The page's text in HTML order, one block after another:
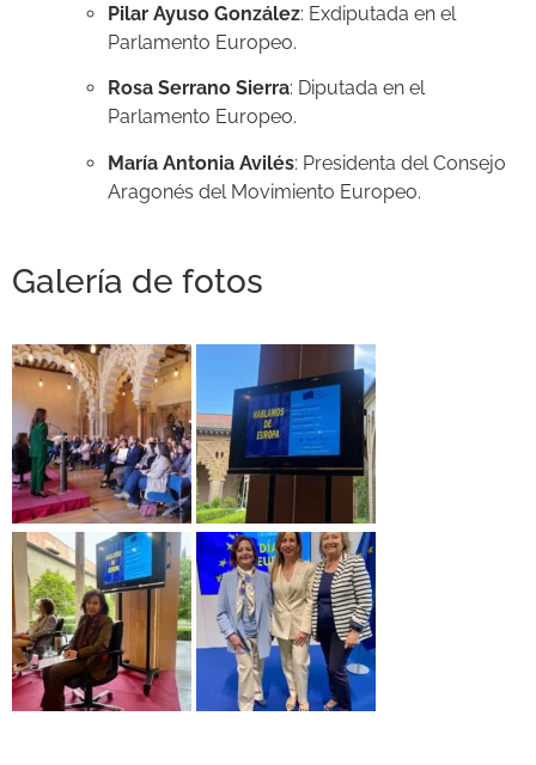
Pilar Ayuso González: Exdiputada en el
Parlamento Europeo.
Rosa Serrano Sierra: Diputada en el
Parlamento Europeo.
María Antonia Avilés: Presidenta del Consejo
Aragonés del Movimiento Europeo.
Galería de fotos